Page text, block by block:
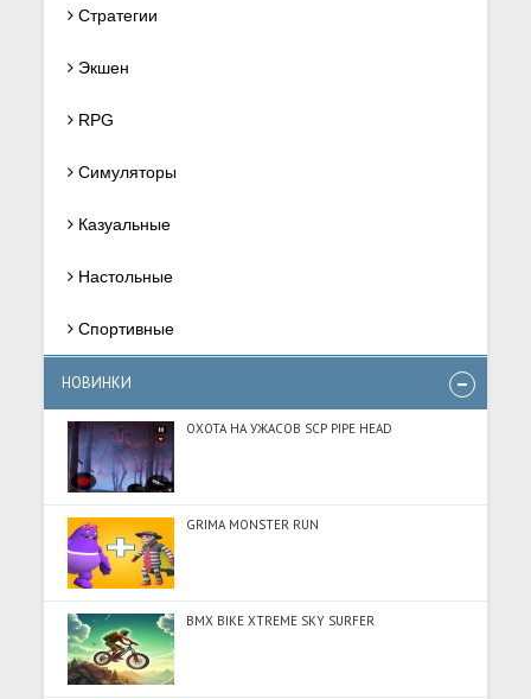
Стратегии
Экшен
RPG
Симуляторы
Казуальные
Настольные
Спортивные
НОВИНКИ
ОХОТА НА УЖАСОВ SCP PIPE HEAD
GRIMA MONSTER RUN
BMX BIKE XTREME SKY SURFER